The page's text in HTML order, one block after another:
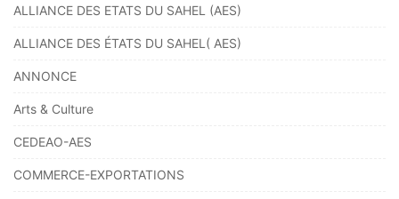
ALLIANCE DES ETATS DU SAHEL (AES)
ALLIANCE DES ÉTATS DU SAHEL( AES)
ANNONCE
Arts & Culture
CEDEAO-AES
COMMERCE-EXPORTATIONS